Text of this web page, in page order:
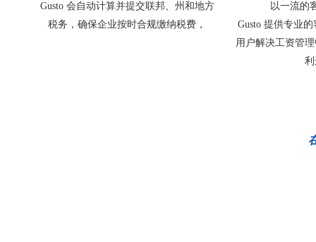
Gusto 会自动计算并提交联邦、州和地方
税务，确保企业按时合规缴纳税费，
以一流的
Gusto 提供专业
用户解决工资管